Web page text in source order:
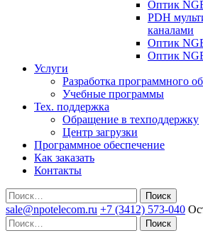
Оптик
PDH
каналами
Оптик
Оптик
Услуги
Разработка программного
Учебные программы
Тех. поддержка
Обращение в техподдержку
Центр загрузки
Программное обеспечение
Как заказать
Контакты
Поиск
sale@npotelecom.ru +7 (3412) 573-040
Поиск